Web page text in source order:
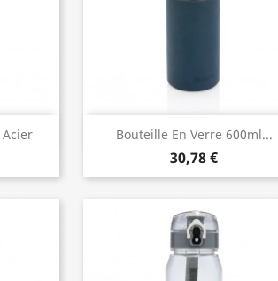
Bouteille En Verre 600ml...
30,78 €
Aperçu rapide